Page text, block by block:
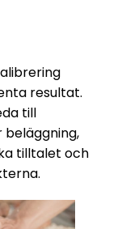
resultat.
till
beläggning,
tilltalet och